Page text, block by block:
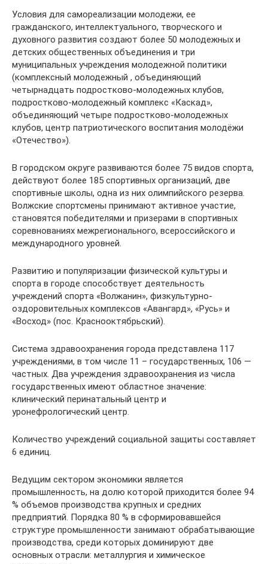
Условия для самореализации молодежи, ее
гражданского, интеллектуального, творческого и
духовного развития создают более 50 молодежных и
детских общественных объединения и три
муниципальных учреждения молодежной политики
(комплексный молодежный , объединяющий
четырнадцать подростково-молодежных клубов,
подростково-молодежный комплекс «Каскад»,
объединяющий четыре подростково-молодежных
клубов, центр патриотического воспитания молодёжи
«Отечество»).
В городском округе развиваются более 75 видов спорта,
действуют более 185 спортивных организаций, две
спортивные школы, одна из них олимпийского резерва.
Волжские спортсмены принимают активное участие,
становятся победителями и призерами в спортивных
соревнованиях межрегионального, всероссийского и
международного уровней.
Развитию и популяризации физической культуры и
спорта в городе способствует деятельность
учреждений спорта «Волжанин», физкультурно-
оздоровительных комплексов «Авангард», «Русь» и
«Восход» (пос. Краснооктябрьский).
Система здравоохранения города представлена 117
учреждениями, в том числе 11 – государственных, 106 —
частных. Два учреждения здравоохранения из числа
государственных имеют областное значение:
клинический перинатальный центр и
уронефрологический центр.
Количество учреждений социальной защиты составляет
6 единиц.
Ведущим сектором экономики является
промышленность, на долю которой приходится более 94
% объемов производства крупных и средних
предприятий. Порядка 80 % в сформировавшейся
структуре промышленности занимают обрабатывающие
производства, среди которых доминируют две
основных отрасли: металлургия и химическое